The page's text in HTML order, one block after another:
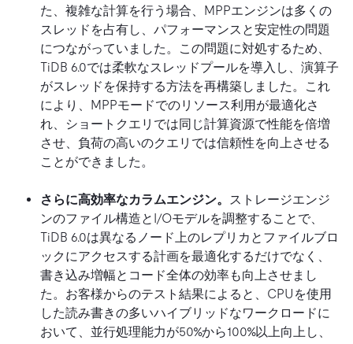
た、複雑な計算を行う場合、MPPエンジンは多くの
スレッドを占有し、パフォーマンスと安定性の問題
につながっていました。この問題に対処するため、
TiDB 6.0では柔軟なスレッドプールを導入し、演算子
がスレッドを保持する方法を再構築しました。これ
により、MPPモードでのリソース利用が最適化さ
れ、ショートクエリでは同じ計算資源で性能を倍増
させ、負荷の高いのクエリでは信頼性を向上させる
ことができました。
さらに高効率なカラムエンジン。
ストレージエンジ
ンのファイル構造とI/Oモデルを調整することで、
TiDB 6.0は異なるノード上のレプリカとファイルブロ
ックにアクセスする計画を最適化するだけでなく、
書き込み増幅とコード全体の効率も向上させまし
た。お客様からのテスト結果によると、CPUを使用
した読み書きの多いハイブリッドなワークロードに
おいて、並行処理能力が50%から100%以上向上し、